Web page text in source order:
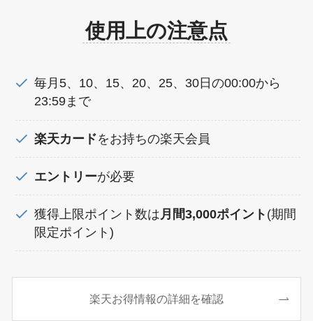
使用上の注意点
毎月5、10、15、20、25、30日の00:00から
23:59まで
楽天カードをお持ちの楽天会員
エントリーが必要
獲得上限ポイント数は 月間3,000ポイント (期間
限定ポイント)
楽天お得情報の詳細を確認